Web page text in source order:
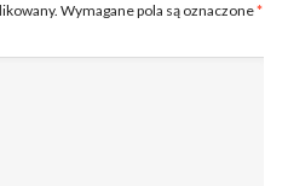
Wymagane pola są oznaczone*